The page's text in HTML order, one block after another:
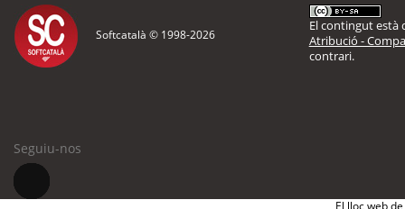
Softcatalà © 1998-2026
El contingut està
Atribució -
contrari.
Seguiu-nos